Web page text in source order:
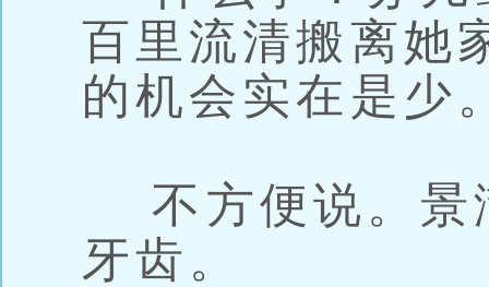
百里流清搬离她
的机会实在是少
不方便说。景
牙齿。